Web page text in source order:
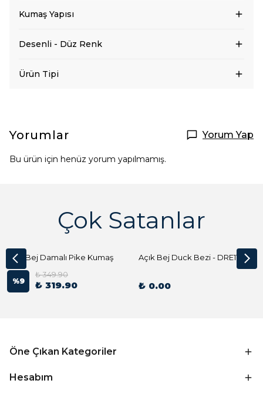
Kumaş Yapısı
Desenli - Düz Renk
Ürün Tipi
Yorumlar Yorum Yap
Bu ürün için henüz yorum yapılmamış.
Çok Satanlar
Açık Bej Damalı Pike Kumaş
%9
₺ 349.90
₺ 319.90
Açık Bej Duck Bezi - DRE1144 Kumaş Peçete
₺ 0.00
Öne Çıkan Kategoriler
Hesabım